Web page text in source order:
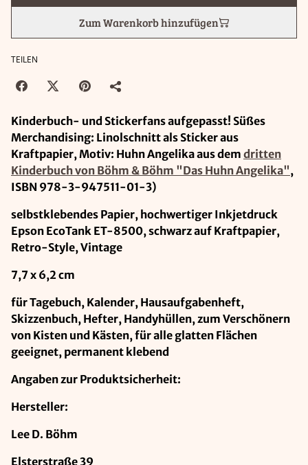
Zum Warenkorb hinzufügen
TEILEN
Kinderbuch- und Stickerfans aufgepasst! Süßes
Merchandising: Linolschnitt als Sticker aus
Kraftpapier, Motiv: Huhn Angelika aus dem dritten
Kinderbuch von Böhm & Böhm "Das Huhn Angelika",
ISBN 978-3-947511-01-3)
selbstklebendes Papier, hochwertiger Inkjetdruck
Epson EcoTank ET-8500, schwarz auf Kraftpapier,
Retro-Style, Vintage
7,7 x 6,2 cm
für Tagebuch, Kalender, Hausaufgabenheft,
Skizzenbuch, Hefter, Handyhüllen, zum Verschönern
von Kisten und Kästen, für alle glatten Flächen
geeignet, permanent klebend
Angaben zur Produktsicherheit:
Hersteller:
Lee D. Böhm
Elsterstraße 39